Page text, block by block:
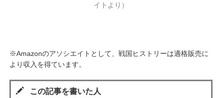
イトより）
※Amazonのアソシエイトとして、戦国ヒストリーは適格販売に
より収入を得ています。
この記事を書いた人